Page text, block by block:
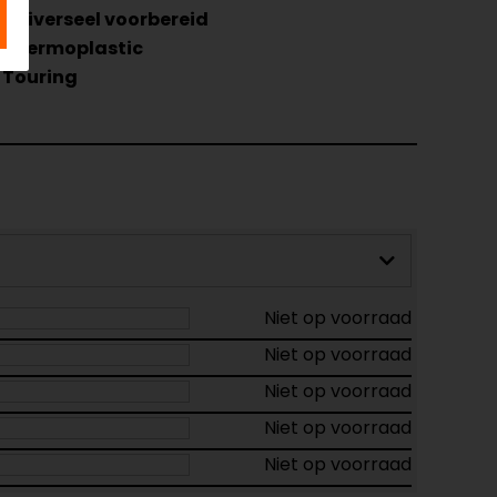
Universeel voorbereid
Thermoplastic
Touring
Niet op voorraad
Niet op voorraad
Niet op voorraad
Niet op voorraad
Niet op voorraad